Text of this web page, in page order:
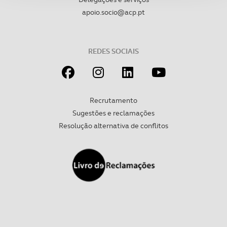
Adicionalmente partilhamos informação, relativa à sua
O ACP garantirá que as transferências internacionais de
dados pessoais serão realizadas apenas com o seu
necessário no contexto dos serviços a prestar.
Realçamos que o bloqueio de certo tipo de Cookies e
experiência de navegação no Website e nos serviços
apoio.socio@acp.pt
REDES SOCIAIS
Recrutamento
Sugestões e reclamações
Resolução alternativa de conflitos